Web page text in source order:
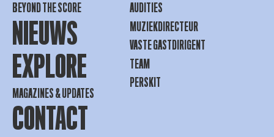
BEYOND THE SCORE
NIEUWS
EXPLORE
MAGAZINES & UPDATES
CONTACT
AUDITIES
MUZIEKDIRECTEUR
VASTE GASTDIRIGENT
TEAM
PERSKIT